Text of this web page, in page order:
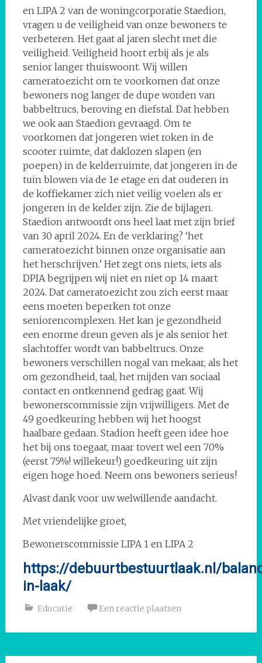
en LIPA 2 van de woningcorporatie Staedion,
vragen u de veiligheid van onze bewoners te
verbeteren. Het gaat al jaren slecht met die
veiligheid. Veiligheid hoort erbij als je als
senior langer thuiswoont. Wij willen
cameratoezicht om te voorkomen dat onze
bewoners nog langer de dupe worden van
babbeltrucs, beroving en diefstal. Dat hebben
we ook aan Staedion gevraagd. Om te
voorkomen dat jongeren wiet roken in de
scooter ruimte, dat daklozen slapen (en
poepen) in de kelderruimte, dat jongeren in de
tuin blowen via de 1e etage en dat ouderen in
de koffiekamer zich niet veilig voelen als er
jongeren in de kelder zijn. Zie de bijlagen.
Staedion antwoordt ons heel laat met zijn brief
van 30 april 2024. En de verklaring? ‘het
cameratoezicht binnen onze organisatie aan
het herschrijven.’ Het zegt ons niets, iets als
DPIA begrijpen wij niet en niet op 14 maart
2024. Dat cameratoezicht zou zich eerst maar
eens moeten beperken tot onze
seniorencomplexen. Het kan je gezondheid
een enorme dreun geven als je als senior het
slachtoffer wordt van babbeltrucs. Onze
bewoners verschillen nogal van mekaar, als het
om gezondheid, taal, het mijden van sociaal
contact en ontkennend gedrag gaat. Wij
bewonerscommissie zijn vrijwilligers. Met de
49 goedkeuring hebben wij het hoogst
haalbare gedaan. Stadion heeft geen idee hoe
het bij ons toegaat, maar tovert wel een 70%
(eerst 75%! willekeur!) goedkeuring uit zijn
eigen hoge hoed. Neem ons bewoners serieus!
Alvast dank voor uw welwillende aandacht.
Met vriendelijke groet,
Bewonerscommissie LIPA 1 en LIPA 2
https://debuurtbestuurtlaak.nl/
in-laak/
Educatie Een reactie plaatsen